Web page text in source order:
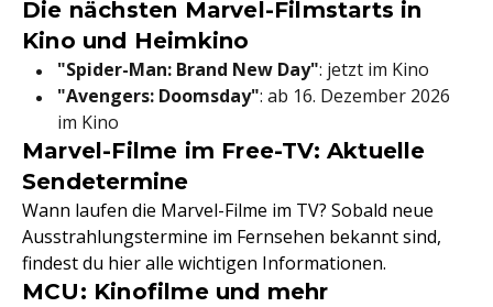
Die nächsten Marvel-Filmstarts in
Kino und Heimkino
"Spider-Man: Brand New Day": jetzt im Kino
"Avengers: Doomsday": ab 16. Dezember 2026
im Kino
Marvel-Filme im Free-TV: Aktuelle
Sendetermine
Wann laufen die Marvel-Filme im TV? Sobald neue
Ausstrahlungstermine im Fernsehen bekannt sind,
findest du hier alle wichtigen Informationen.
MCU: Kinofilme und mehr